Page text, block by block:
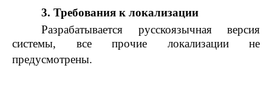
3. Требования к локализации
Разрабатывается русскоязычная версия
системы, все прочие локализации не
предусмотрены.